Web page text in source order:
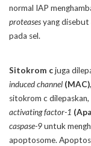
normal IAP
proteasesyang disebut
pada sel.
Sitokrom cjuga
induced channel (MAC)
sitokrom c
activating factor-1
caspase-9untuk
apoptosome.